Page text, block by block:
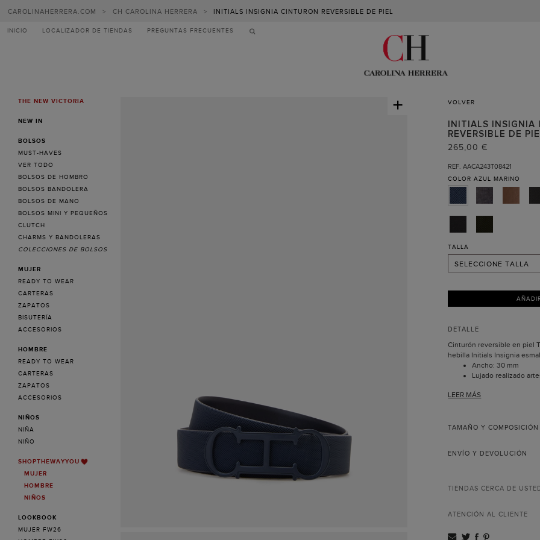
CAROLINAHERRERA.COM > CH CAROLINA HERRERA > INITIALS INSIGNIA CINTURON REVERSIBLE DE PIEL
INICIO LOCALIZADOR DE TIENDAS PREGUNTAS FRECUENTES
MENUTHE NEW VICTORIA
NEW IN
BOLSOS
MUST-HAVES
VER TODO
BOLSOS DE HOMBRO
BOLSOS BANDOLERA
BOLSOS DE MANO
BOLSOS MINI Y PEQUEÑOS
CLUTCH
CHARMS Y BANDOLERAS
COLECCIONES DE BOLSOS
MUJER
READY TO WEAR
CARTERAS
ZAPATOS
BISUTERÍA
ACCESORIOS
HOMBRE
READY TO WEAR
CARTERAS
ZAPATOS
ACCESORIOS
NIÑOS
NIÑA
NIÑO
SHOPTHEWAYYOU
MUJER
HOMBRE
NIÑOS
LOOKBOOK
MUJER FW26
+ VOLVER
INITIALS INSIGNIA
REVERSIBLE DE
265,00 €
REF. AACA243T08421
COLOR AZUL MARINO
TALLA
SELECCIONE TALLA
100 (RECIBIR AVISO )
DETALLE
Cinturón reversible en piel
hebilla Initials Insignia
Ancho: 30 mm
Lujado realizado
La colección Insignia nace
hebilla de este exclusivo
LEER MÁS
TAMAÑO Y COMPOSICIÓN
ENVÍO Y DEVOLUCIÓN
TIENDAS CERCA DE
ATENCIÓN AL CLIENTE